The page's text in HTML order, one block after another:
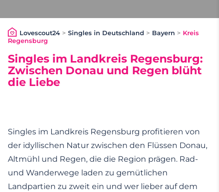
Lovescout24> Singles in Deutschland > Bayern > Kreis
Regensburg
Singles im Landkreis Regensburg:
Zwischen Donau und Regen blüht
die Liebe
Singles im Landkreis Regensburg profitieren von
der idyllischen Natur zwischen den Flüssen Donau,
Altmühl und Regen, die die Region prägen. Rad-
und Wanderwege laden zu gemütlichen
Landpartien zu zweit ein und wer lieber auf dem